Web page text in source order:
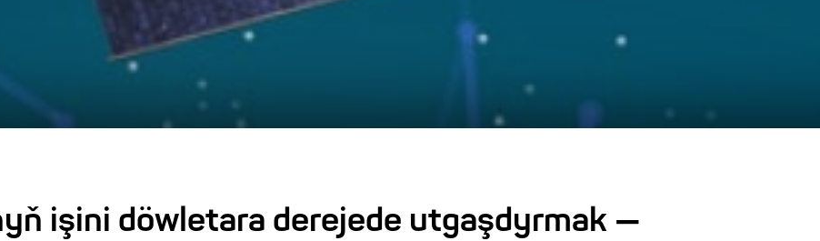
işini döwletara derejede utgaşdyrmak —